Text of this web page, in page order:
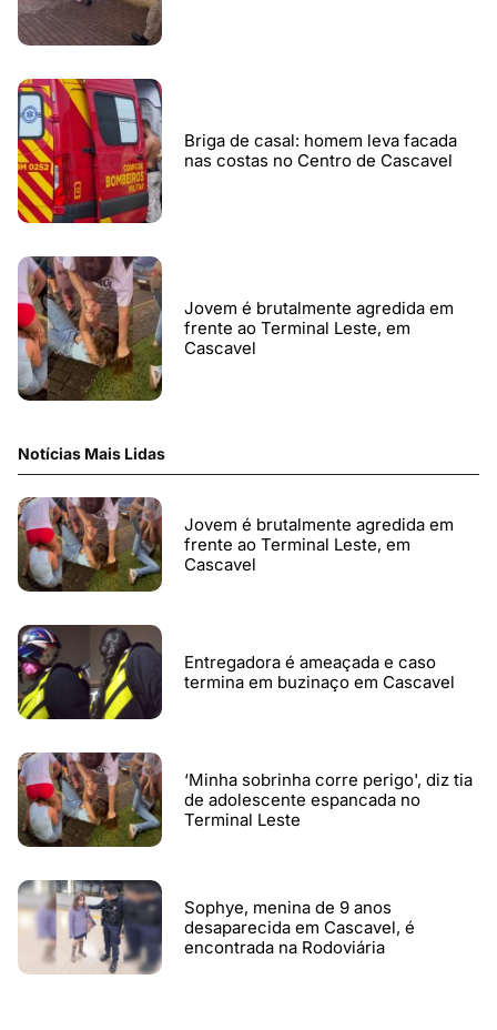
Briga de casal: homem leva facada
nas costas no Centro de Cascavel
Jovem é brutalmente agredida em
frente ao Terminal Leste, em
Cascavel
Notícias Mais Lidas
Jovem é brutalmente agredida em
frente ao Terminal Leste, em
Cascavel
Entregadora é ameaçada e caso
termina em buzinaço em Cascavel
‘Minha sobrinha corre perigo', diz tia
de adolescente espancada no
Terminal Leste
Sophye, menina de 9 anos
desaparecida em Cascavel, é
encontrada na Rodoviária